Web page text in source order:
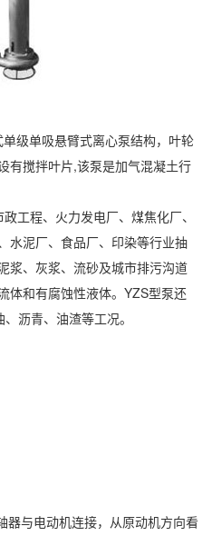
级单吸悬臂式离心泵结构，叶轮
有搅拌叶片,该泵是加气混凝土行
工程、火力发电厂、煤焦化厂、
水泥厂、食品厂、印染等行业抽
浆、灰浆、流砂及城市排污沟道
体和有腐蚀性液体。YZS型泵还
沥青、油渣等工况。
器与电动机连接，从原动机方向看